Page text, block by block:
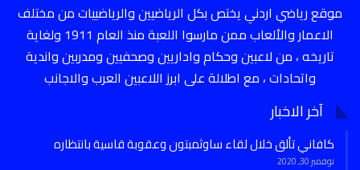
موقع رياضي اردني يختص بكل الرياضيين والرياضييات من مختلف
الاعمار والألعاب ممن مارسوا اللعبة منذ العام 1911 ولغاية
تاريخه ، من لاعبين وحكام واداريين وصحفيين ومدربين واندية
واتحادات ، مع اطلالة على ابرز اللاعبين العرب والاجانب
آخر الاخبار
كافاني تألق خلال لقاء ساوثمبتون وعقوبة قاسية بانتظاره
نوفمبر 30, 2020